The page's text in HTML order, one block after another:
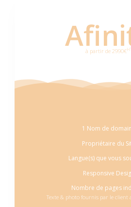
à partir de 2990€
1 Nom de
Propriétaire du
Langue(s) que vous
Responsive
Nombre de pages
Texte & photo fournis par le client